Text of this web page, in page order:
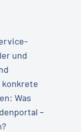
und
konkrete
Was
–